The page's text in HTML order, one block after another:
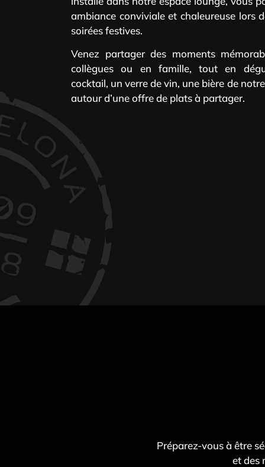
ambiance conviviale et chaleureuse lors
soirées festives.
Venez partager des moments
collègues ou en famille, tout en
cocktail, un verre de vin, une bière de
autour d’une offre de plats à partager.
Préparez-vous à être
et des